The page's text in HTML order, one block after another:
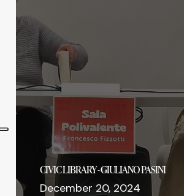
CIVIC LIBRARY - LOTS OF READING FOR
CHRISTMAS!
December 17, 2024